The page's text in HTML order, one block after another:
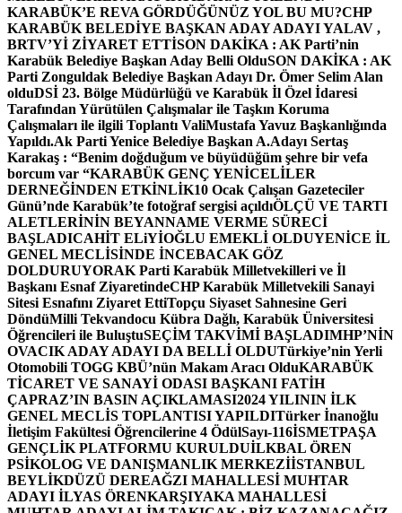
KARABÜK’E REVA GÖRDÜĞÜNÜZ YOL BU MU?CHP
KARABÜK BELEDİYE BAŞKAN ADAY ADAYI YALAV ,
BRTV’Yİ ZİYARET ETTİSON DAKİKA : AK Parti’nin
Karabük Belediye Başkan Aday Belli OlduSON DAKİKA : AK
Parti Zonguldak Belediye Başkan Adayı Dr. Ömer Selim Alan
olduDSİ 23. Bölge Müdürlüğü ve Karabük İl Özel İdaresi
Tarafından Yürütülen Çalışmalar ile Taşkın Koruma
Çalışmaları ile ilgili Toplantı ValiMustafa Yavuz Başkanlığında
Yapıldı.Ak Parti Yenice Belediye Başkan A.Adayı Sertaş
Karakaş : “Benim doğduğum ve büyüdüğüm şehre bir vefa
borcum var “KARABÜK GENÇ YENİCELİLER
DERNEĞİNDEN ETKİNLİK10 Ocak Çalışan Gazeteciler
Günü’nde Karabük’te fotoğraf sergisi açıldıÖLÇÜ VE TARTI
ALETLERİNİN BEYANNAME VERME SÜRECİ
BAŞLADICAHİT ELiYİOĞLU EMEKLİ OLDUYENİCE İL
GENEL MECLİSİNDE İNCEBACAK GÖZ
DOLDURUYORAK Parti Karabük Milletvekilleri ve İl
Başkanı Esnaf ZiyaretindeCHP Karabük Milletvekili Sanayi
Sitesi Esnafını Ziyaret EttiTopçu Siyaset Sahnesine Geri
DöndüMilli Tekvandocu Kübra Dağlı, Karabük Üniversitesi
Öğrencileri ile BuluştuSEÇİM TAKVİMİ BAŞLADIMHP’NİN
OVACIK ADAY ADAYI DA BELLİ OLDUTürkiye’nin Yerli
Otomobili TOGG KBÜ’nün Makam Aracı OlduKARABÜK
TİCARET VE SANAYİ ODASI BAŞKANI FATİH
ÇAPRAZ’IN BASIN AÇIKLAMASI2024 YILININ İLK
GENEL MECLİS TOPLANTISI YAPILDITürker İnanoğlu
İletişim Fakültesi Öğrencilerine 4 ÖdülSayı-116İSMETPAŞA
GENÇLİK PLATFORMU KURULDUİLKBAL ÖREN
PSİKOLOG VE DANIŞMANLIK MERKEZİİSTANBUL
BEYLİKDÜZÜ DEREAĞZI MAHALLESİ MUHTAR
ADAYI İLYAS ÖRENKARŞIYAKA MAHALLESİ